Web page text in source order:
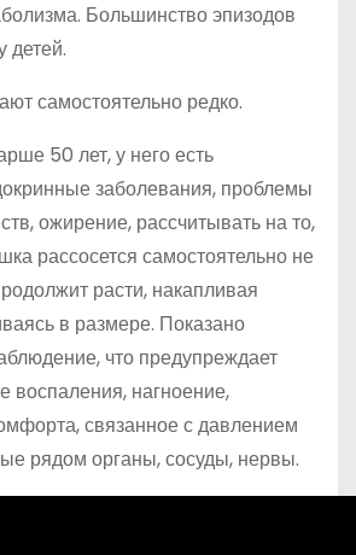
Большинство эпизодов
детей.
самостоятельно редко.
50 лет, у него есть
заболевания, проблемы
ожирение, рассчитывать на то,
рассосется самостоятельно не
расти, накапливая
в размере. Показано
что предупреждает
воспаления, нагноение,
связанное с давлением
рядом органы, сосуды, нервы.